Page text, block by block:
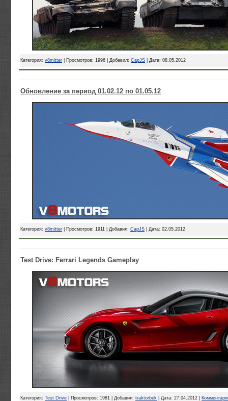
Категория: v8mitter | Просмотров: 1996 | Добавил: CapJS | Дата: 08.05.2012
Обновление за период 01.02.12 по 01.05.12
Категория: v8mitter | Просмотров: 1911 | Добавил: CapJS | Дата: 02.05.2012
Test Drive: Ferrari Legends Gameplay
Категория: Test Drive | Просмотров: 1981 | Добавил: traktorbek | Дата: 27.04.2012